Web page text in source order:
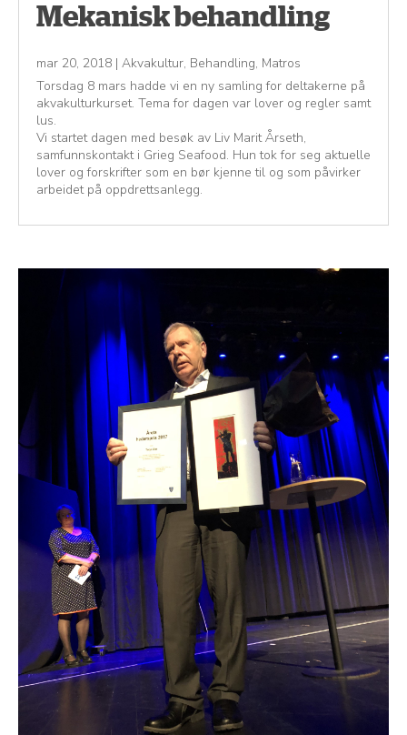
Mekanisk behandling
mar 20, 2018 | Akvakultur, Behandling, Matros
Torsdag 8 mars hadde vi en ny samling for deltakerne på
akvakulturkurset. Tema for dagen var lover og regler samt
lus.
Vi startet dagen med besøk av Liv Marit Årseth,
samfunnskontakt i Grieg Seafood. Hun tok for seg aktuelle
lover og forskrifter som en bør kjenne til og som påvirker
arbeidet på oppdrettsanlegg.